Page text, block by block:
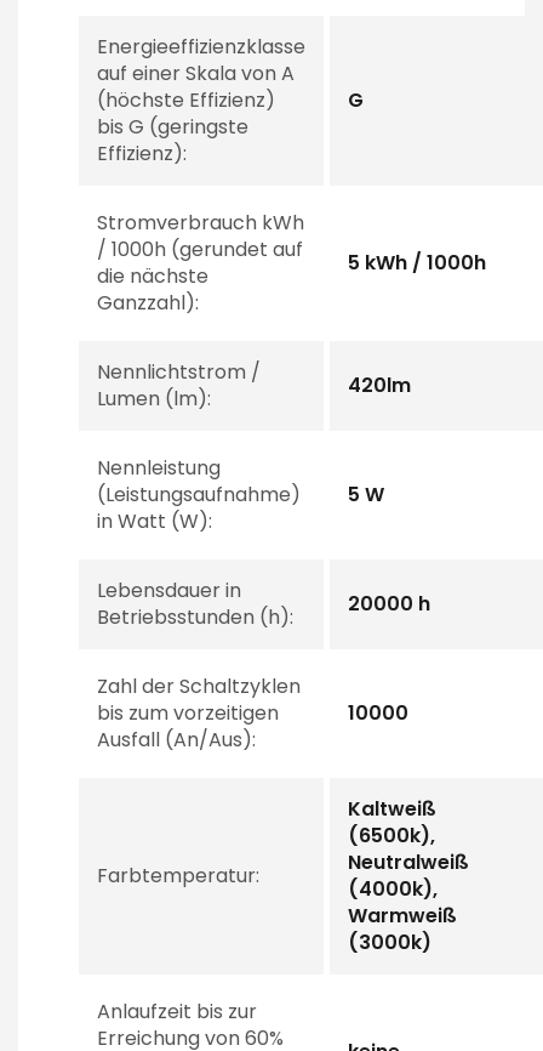
Energieeffizienzklasse
auf einer Skala von A
(höchste Effizienz)
bis G (geringste
Effizienz):
G
Stromverbrauch kWh
/ 1000h (gerundet auf
die nächste
Ganzzahl):
5 kWh / 1000h
Nennlichtstrom /
Lumen (lm):
420lm
Nennleistung
(Leistungsaufnahme)
in Watt (W):
5 W
Lebensdauer in
Betriebsstunden (h):
20000 h
Zahl der Schaltzyklen
bis zum vorzeitigen
Ausfall (An/Aus):
10000
Farbtemperatur:
Kaltweiß
(6500k),
Neutralweiß
(4000k),
Warmweiß
(3000k)
Anlaufzeit bis zur
Erreichung von 60%